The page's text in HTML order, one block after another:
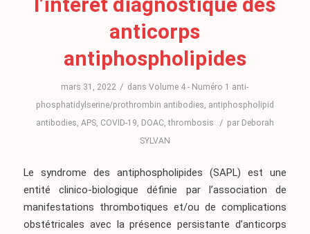
anticorps
antiphospholipides
mars 31, 2022 / dansVolume 4 - Numéro 1 anti-
phosphatidylserine/prothrombin antibodies, antiphospholipid
antibodies, APS, COVID-19, DOAC,thrombosis / par Deborah
SYLVAN
Le syndrome des antiphospholipides (SAPL) est une
entité clinico-biologique définie par l’association de
manifestations thrombotiques et/ou de complications
obstétricales avec la présence persistante d’anticorps